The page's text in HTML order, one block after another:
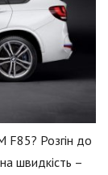
F85? Розгін до
швидкість –